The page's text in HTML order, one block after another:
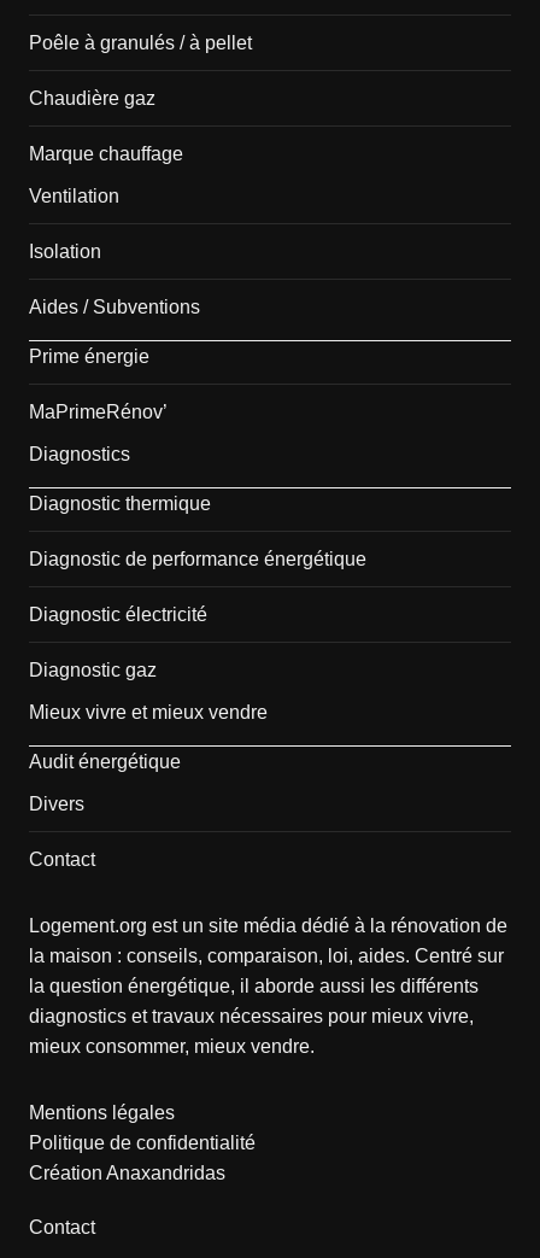
Poêle à granulés / à pellet
Chaudière gaz
Marque chauffage
Ventilation
Isolation
Aides / Subventions
Prime énergie
MaPrimeRénov’
Diagnostics
Diagnostic thermique
Diagnostic de performance énergétique
Diagnostic électricité
Diagnostic gaz
Mieux vivre et mieux vendre
Audit énergétique
Divers
Contact
Logement.org est un site média dédié à la rénovation de
la maison : conseils, comparaison, loi, aides. Centré sur
la question énergétique, il aborde aussi les différents
diagnostics et travaux nécessaires pour mieux vivre,
mieux consommer, mieux vendre.
Mentions légales
Politique de confidentialité
Création Anaxandridas
Contact